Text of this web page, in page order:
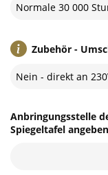
Normale 30 000
Zubehör -
Nein - direkt an
Anbringungsstelle
Spiegeltafel angeben